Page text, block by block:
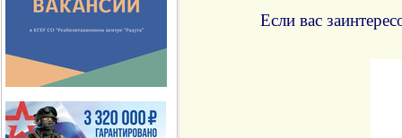
Если вас